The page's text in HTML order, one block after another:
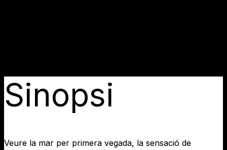
Sinopsi
Veure la mar per primera vegada, la sensació de